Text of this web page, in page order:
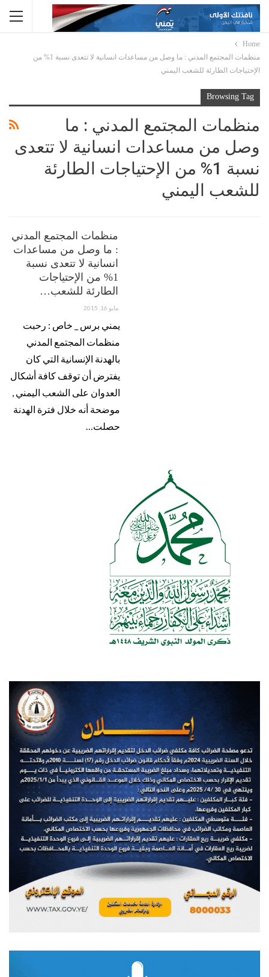
Home
منظمات المجتمع المدني : ما وصل من مساعدات انسانية لا تتعدى نسبة 1% من
الإحتياجات الطارئة للشعب اليمني
Browsing Tag
منظمات المجتمع المدني : ما
وصل من مساعدات انسانية لا تتعدى
نسبة 1% من الإحتياجات الطارئة
للشعب اليمني
منظمات المجتمع المدني
: ما وصل من مساعدات
انسانية لا تتعدى نسبة
1% من الإحتياجات
الطارئة للشعب…
مايو 16, 2015
يمني برس _ خاص : رحبت
منظمات المجتمع المدني
بالهدنة الإنسانية التي كان
يفترض أن توقف كافة أشكال
العدوان على الشعب اليمني ,
موضحة أنه خلال فترة الهدنة
حصلت…